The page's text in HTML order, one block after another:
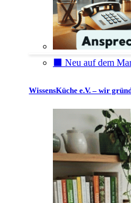
⬛️ Neu auf dem
WissensKüche e.V. – wir